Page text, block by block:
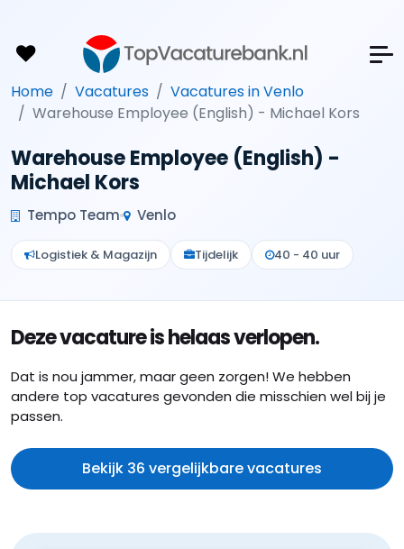
Home Vacatures
Vacatures in Venlo
Warehouse Employee (English) - Michael Kors
Warehouse Employee (English) -
Michael Kors
Tempo Team Venlo
Logistiek & Magazijn Tijdelijk 40 - 40 uur
Deze vacature is helaas verlopen.
Dat is nou jammer, maar geen zorgen! We hebben
andere top vacatures gevonden die misschien wel bij je
passen.
Bekijk 36 vergelijkbare vacatures